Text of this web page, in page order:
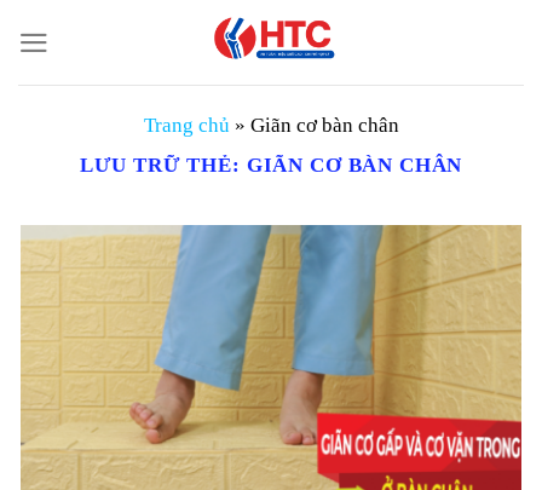
đến
nội
Trang chủ » Giãn cơ bàn chân
LƯU TRỮ THẺ: GIÃN CƠ BÀN CHÂN